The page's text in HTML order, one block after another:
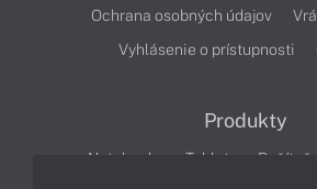
Ochrana osobných údajov
Vyhlásenie o prístupnosti
Produkty
Notebooky Tablety Počítače